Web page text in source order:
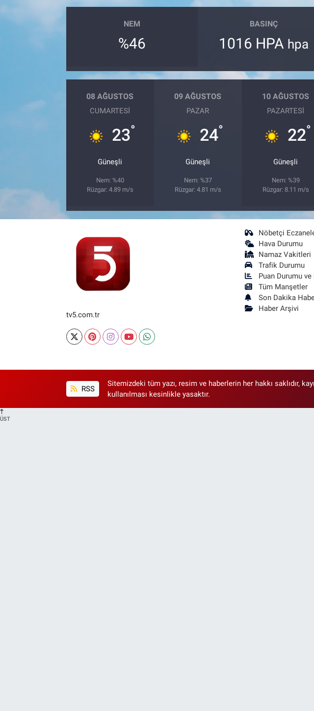
NEM
%46
BASINÇ
1016 HPA hpa
08 AĞUSTOS
CUMARTESI
23°
Güneşli
Nem: %40
Rüzgar: 4.89 m/s
09 AĞUSTOS
PAZAR
24°
Güneşli
Nem: %37
Rüzgar: 4.81 m/s
10 AĞUSTOS
PAZARTESI
22°
Güneşli
Nem: %39
Rüzgar: 8.11 m/s
tv5.com.tr
Nöbetçi
Hava Durumu
Namaz Vakitleri
Trafik Durumu
Puan Durumu
Tüm Manşetler
Son Dakika
Haber Arşivi
RSS
Sitemizdeki tüm yazı, resim ve haberlerin her hakkı saklıdır,
kullanılması kesinlikle yasaktır.
ÜST